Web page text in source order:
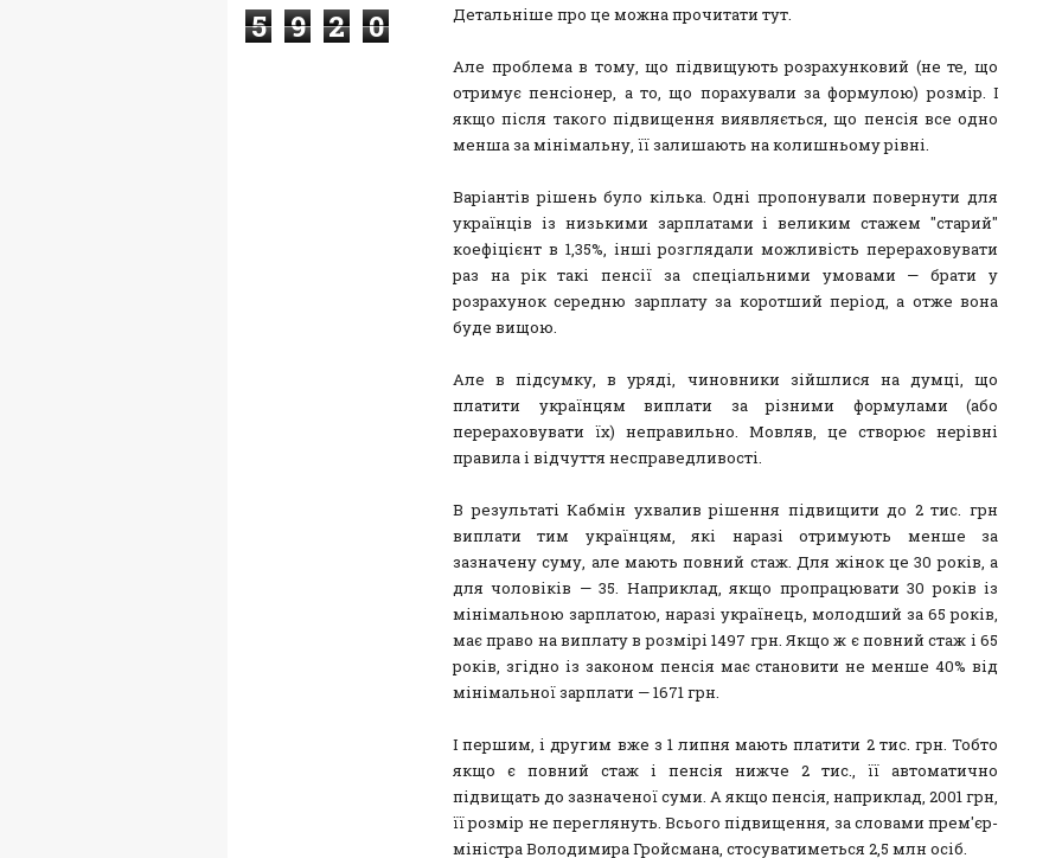
Детальніше про це можна прочитати тут.
Але проблема в тому, що підвищують розрахунковий (не те, що
отримує пенсіонер, а то, що порахували за формулою) розмір. І
якщо після такого підвищення виявляється, що пенсія все одно
менша за мінімальну, її залишають на колишньому рівні.
Варіантів рішень було кілька. Одні пропонували повернути для
українців із низькими зарплатами і великим стажем "старий"
коефіцієнт в 1,35%, інші розглядали можливість перераховувати
раз на рік такі пенсії за спеціальними умовами — брати у
розрахунок середню зарплату за коротший період, а отже вона
буде вищою.
Але в підсумку, в уряді, чиновники зійшлися на думці, що
платити українцям виплати за різними формулами (або
перераховувати їх) неправильно. Мовляв, це створює нерівні
правила і відчуття несправедливості.
В результаті Кабмін ухвалив рішення підвищити до 2 тис. грн
виплати тим українцям, які наразі отримують менше за
зазначену суму, але мають повний стаж. Для жінок це 30 років, а
для чоловіків — 35. Наприклад, якщо пропрацювати 30 років із
мінімальною зарплатою, наразі українець, молодший за 65 років,
має право на виплату в розмірі 1497 грн. Якщо ж є повний стаж і 65
років, згідно із законом пенсія має становити не менше 40% від
мінімальної зарплати — 1671 грн.
І першим, і другим вже з 1 липня мають платити 2 тис. грн. Тобто
якщо є повний стаж і пенсія нижче 2 тис., її автоматично
підвищать до зазначеної суми. А якщо пенсія, наприклад, 2001 грн,
її розмір не переглянуть. Всього підвищення, за словами прем'єр-
міністра Володимира Гройсмана, стосуватиметься 2,5 млн осіб.
5 9 2 0